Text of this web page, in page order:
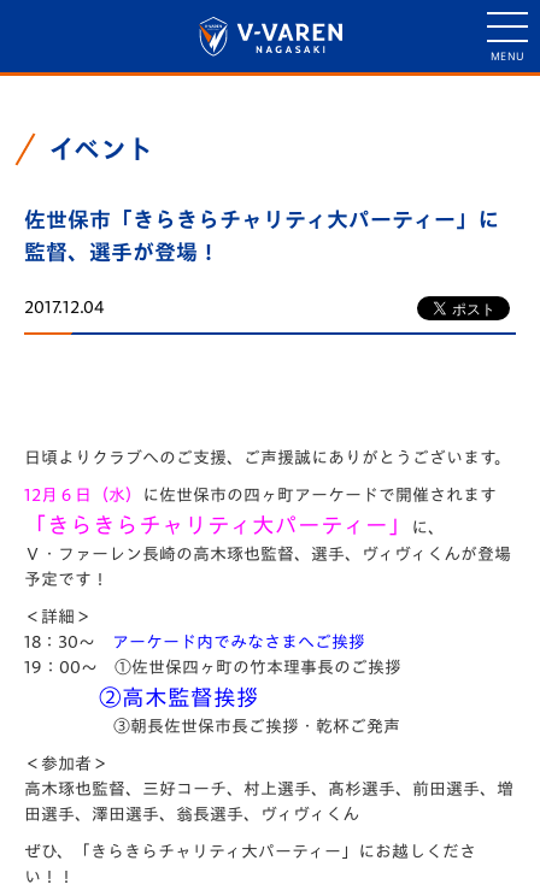
イベント
佐世保市「きらきらチャリティ大パーティー」に
監督、選手が登場！
2017.12.04
日頃よりクラブへのご支援、ご声援誠にありがとうございます。
12月６日（水） に佐世保市の四ヶ町アーケードで開催されます
「きらきらチャリティ大パーティー」
に、
Ｖ・ファーレン長崎の高木琢也監督、選手、ヴィヴィくんが登場
予定です！
＜詳細＞
18：30～
アーケード内でみなさまへご挨拶
19：00～ ①佐世保四ヶ町の竹本理事長のご挨拶
②高木監督挨拶
③朝長佐世保市長ご挨拶・乾杯ご発声
＜参加者＞
高木琢也監督、三好コーチ、村上選手、髙杉選手、前田選手、増
田選手、澤田選手、翁長選手、ヴィヴィくん
ぜひ、「きらきらチャリティ大パーティー」にお越しくださ
い！！